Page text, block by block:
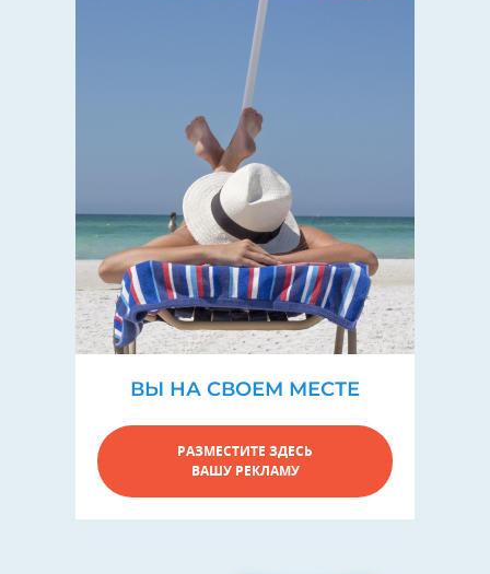
ВЫ НА СВОЕМ МЕСТЕ
РАЗМЕСТИТЕ ЗДЕСЬ
ВАШУ РЕКЛАМУ